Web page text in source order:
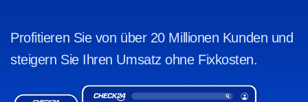
Profitieren Sie von über 20 Millionen Kunden und
steigern Sie Ihren Umsatz ohne Fixkosten.